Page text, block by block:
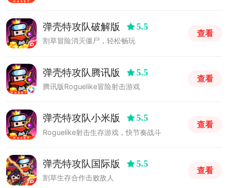
弹壳特攻队破解版 5.5
割草冒险消灭僵尸，轻松畅玩
查看
弹壳特攻队腾讯版 5.5
腾讯版Roguelike冒险射击游戏
查看
弹壳特攻队小米版 5.5
Roguelike射击生存游戏，快节奏战斗
查看
弹壳特攻队国际版 5.5
割草生存合作击败敌人
查看